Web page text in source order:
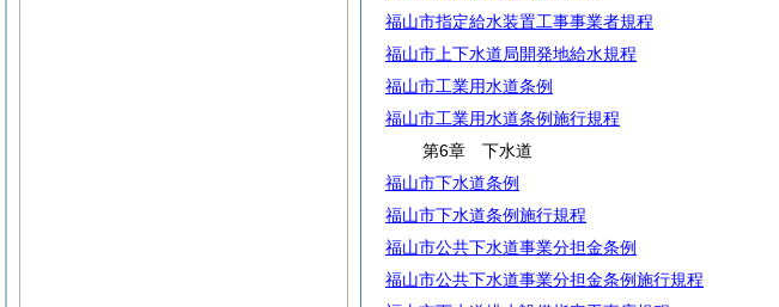
福山市指定給水装置工事事業者規程
福山市上下水道局開発地給水規程
福山市工業用水道条例
福山市工業用水道条例施行規程
第6章 下水道
福山市下水道条例
福山市下水道条例施行規程
福山市公共下水道事業分担金条例
福山市公共下水道事業分担金条例施行規程